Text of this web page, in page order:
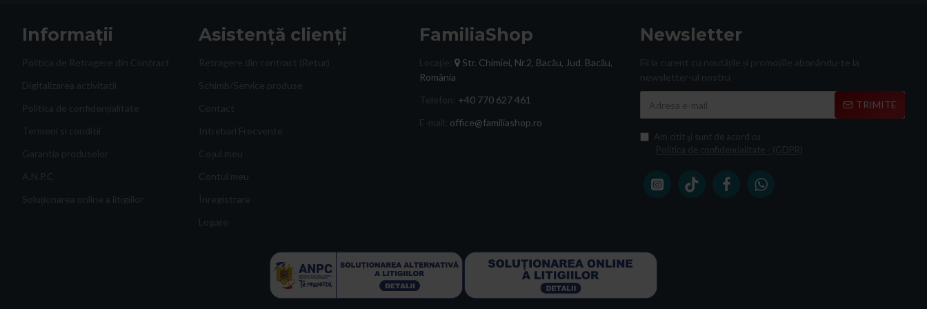
Informații
Politica de Retragere din Contract
Digitalizarea activitatii
Politica de confidențialitate
Termeni si conditii
Garantia produselor
A.N.P.C
Soluționarea online a litigiilor
Asistență clienți
Retragere din contract (Retur)
Schimb/Service produse
Contact
Intrebari Frecvente
Coșul meu
Contul meu
Înregistrare
Logare
FamiliaShop
Locaţie:
Str. Chimiei, Nr.2, Bacău, Jud. Bacău,
România
Telefon: +40 770 627 461
E-mail: office@familiashop.ro
Newsletter
Fii la curent cu noutățile și promoțiile abonându-te la
newsletter-ul nostru
TRIMITE
Am citit şi sunt de acord cu
Politica de confidențialitate - (GDPR)